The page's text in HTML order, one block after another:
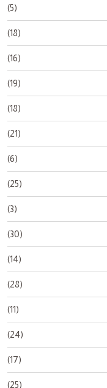
(5)
(18)
(16)
(19)
(18)
(21)
(6)
(25)
(3)
(30)
(14)
(28)
(11)
(24)
(17)
(25)